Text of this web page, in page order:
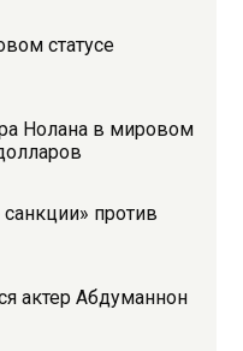
статусе
Нолана в мировом
против
актер Абдуманнон